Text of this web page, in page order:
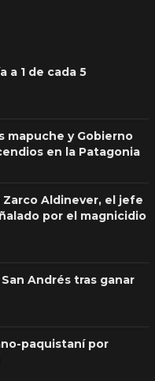
a 1 de cada 5
mapuche y Gobierno
en la Patagonia
Aldinever, el jefe
por el magnicidio
Andrés tras ganar
paquistaní por